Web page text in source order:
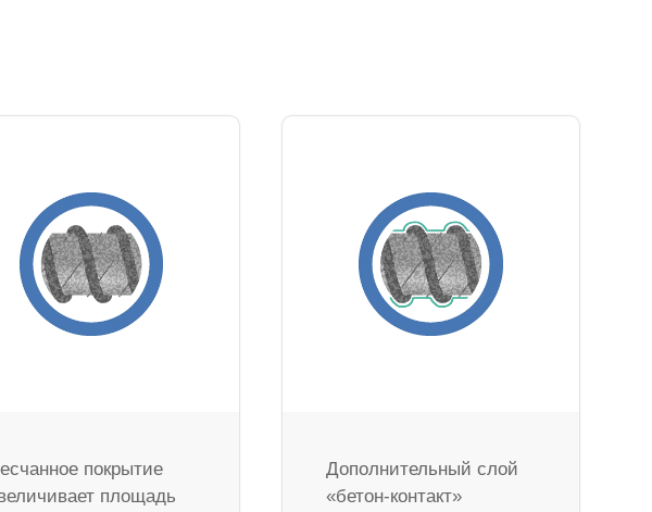
покрытие
площадь
Дополнительный слой
«бетон-контакт»